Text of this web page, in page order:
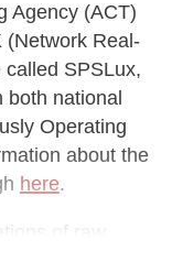
Agency (ACT)
(Network Real-
SPSLux,
national
Operating
about the
here.
of raw
located within